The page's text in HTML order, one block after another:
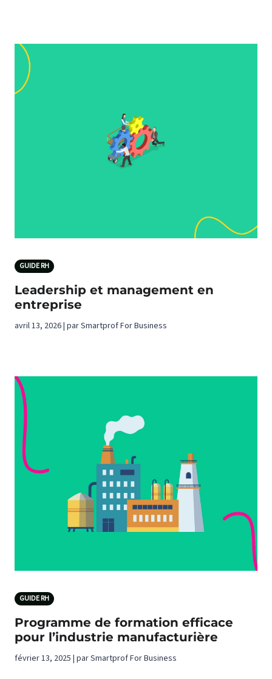
GUIDE RH
Leadership et management en
entreprise
avril 13, 2026 | par Smartprof For Business
GUIDE RH
Programme de formation efficace
pour l’industrie manufacturière
février 13, 2025 | par Smartprof For Business